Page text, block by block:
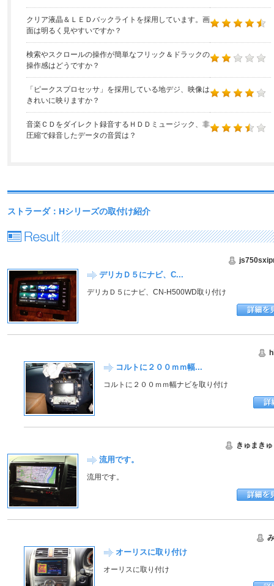
クリア液晶＆ＬＥＤバックライトを採用しています。画
面は明るく見やすいですか？
検索やスクロールの操作が簡単なフリック＆ドラックの
操作感はどうですか？
「ピークスプロセッサ」を採用している地デジ、映像は
きれいに映りますか？
音楽ＣＤをダイレクト録音するＨＤＤミュージック、非
圧縮で録音したデータの音質は？
ストラーダ：Hシリーズの取付け紹介
デリカＤ５にナビ、C...
デリカＤ５にナビ、CN-H500WD取り付け
コルトに２００ｍｍ幅...
コルトに２００ｍｍ幅ナビを取り付け
きゅまき
流用です。
流用です。
オーリスに取り付け
オーリスに取り付け